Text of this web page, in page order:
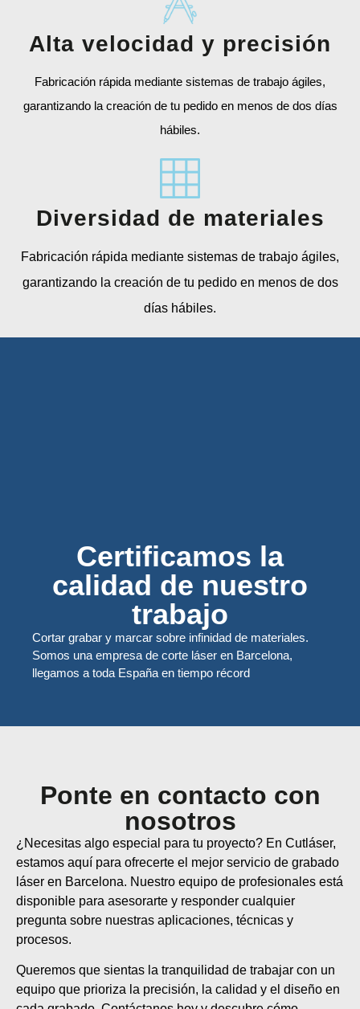
Alta velocidad y precisión
Fabricación rápida mediante sistemas de trabajo ágiles,
garantizando la creación de tu pedido en menos de dos días
hábiles.
Diversidad de materiales
Fabricación rápida mediante sistemas de trabajo ágiles,
garantizando la creación de tu pedido en menos de dos
días hábiles.
Certificamos la
calidad de nuestro
trabajo
Cortar grabar y marcar sobre infinidad de materiales.
Somos una empresa de corte láser en Barcelona,
llegamos a toda España en tiempo récord
Ponte en contacto con
nosotros
¿Necesitas algo especial para tu proyecto? En Cutláser,
estamos aquí para ofrecerte el mejor servicio de grabado
láser en Barcelona. Nuestro equipo de profesionales está
disponible para asesorarte y responder cualquier
pregunta sobre nuestras aplicaciones, técnicas y
procesos.
Queremos que sientas la tranquilidad de trabajar con un
equipo que prioriza la precisión, la calidad y el diseño en